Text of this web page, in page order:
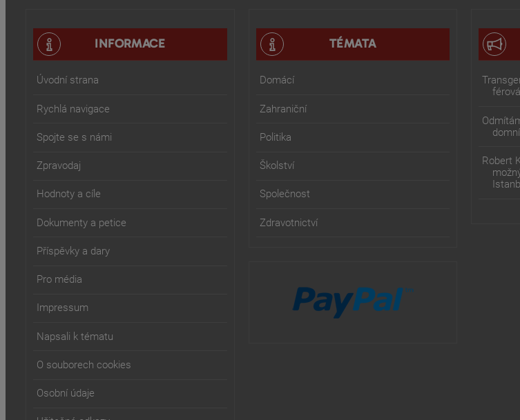
INFORMACE
Úvodní strana
Rychlá navigace
Spojte se s námi
Zpravodaj
Hodnoty a cíle
Dokumenty a petice
Příspěvky a dary
Pro média
Impressum
Napsali k tématu
O souborech cookies
Osobní údaje
TÉMATA
Domácí
Zahraniční
Politika
Školství
Společnost
Zdravotnictví
Robert